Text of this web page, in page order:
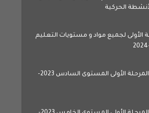
الحركية
الأولى لجميع مواد و مستويات التعليم
جميع فروض المرحلة الأولى المستوى السادس 2023-